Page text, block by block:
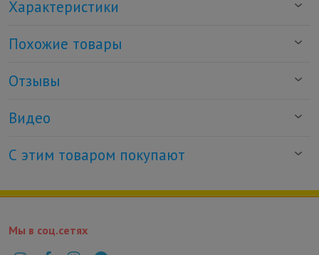
Характеристики
Похожие товары
Отзывы
Видео
С этим товаром покупают
Мы в соц.сетях